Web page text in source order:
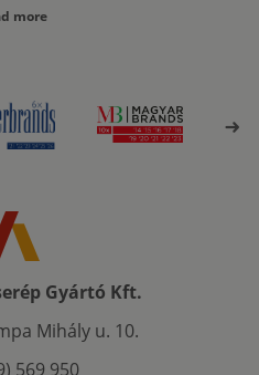
more
Gyártó Kft.
Mihály u. 10.
569 950